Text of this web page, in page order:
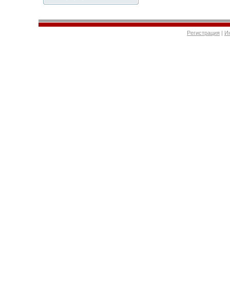
Регистрация |